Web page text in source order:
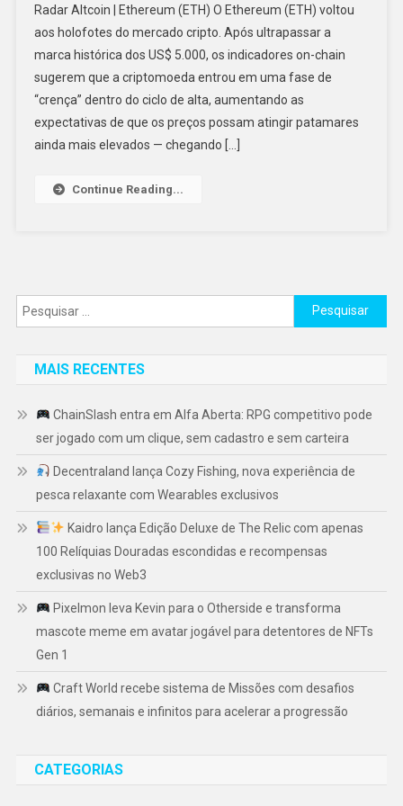
Radar Altcoin | Ethereum (ETH) O Ethereum (ETH) voltou
aos holofotes do mercado cripto. Após ultrapassar a
marca histórica dos US$ 5.000, os indicadores on-chain
sugerem que a criptomoeda entrou em uma fase de
“crença” dentro do ciclo de alta, aumentando as
expectativas de que os preços possam atingir patamares
ainda mais elevados — chegando […]
Continue Reading...
Pesquisar
por:
MAIS RECENTES
ChainSlash entra em Alfa Aberta: RPG competitivo pode
ser jogado com um clique, sem cadastro e sem carteira
Decentraland lança Cozy Fishing, nova experiência de
pesca relaxante com Wearables exclusivos
Kaidro lança Edição Deluxe de The Relic com apenas
100 Relíquias Douradas escondidas e recompensas
exclusivas no Web3
Pixelmon leva Kevin para o Otherside e transforma
mascote meme em avatar jogável para detentores de NFTs
Gen 1
Craft World recebe sistema de Missões com desafios
diários, semanais e infinitos para acelerar a progressão
CATEGORIAS